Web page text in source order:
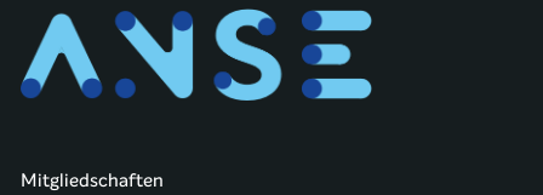
Mitgliedschaften